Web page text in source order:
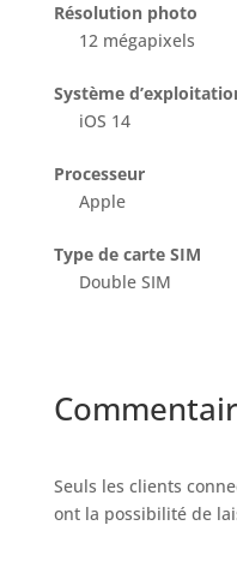
Résolution photo
12 mégapixels
Système
iOS 14
Processeur
Apple
Type de carte SIM
Double SIM
Seuls les clients
ont la possibilité de